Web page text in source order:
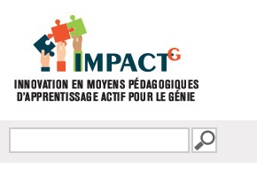
FORMULAIRE DE